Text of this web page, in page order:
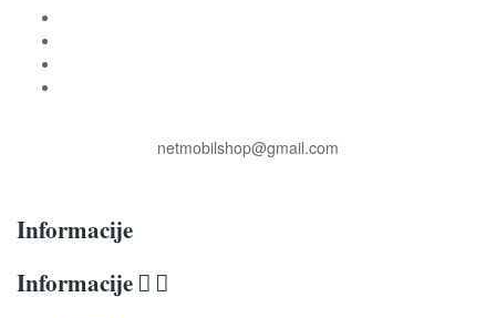
netmobilshop@gmail.com
Informacije
Informacije  